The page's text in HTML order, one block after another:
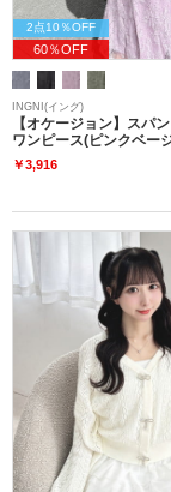
2点10％OFF
60％OFF
INGNI(イング)
【オケージョン】スパ
ワンピース(ピンクベー
￥3,916